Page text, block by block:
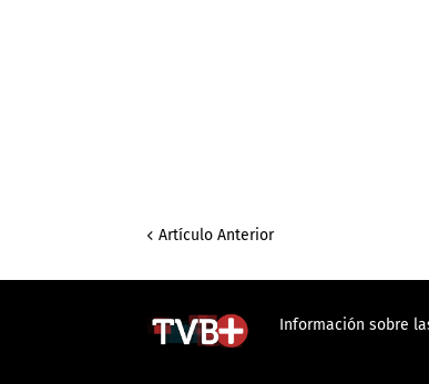
Artículo Anterior
Información sobre